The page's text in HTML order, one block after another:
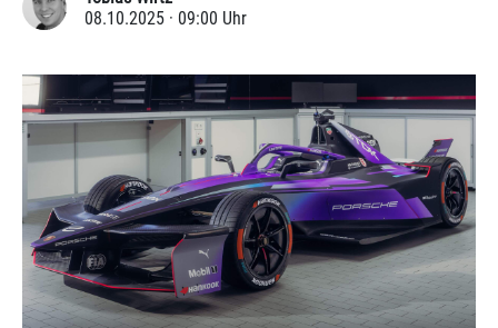
08.10.2025 · 09:00 Uhr